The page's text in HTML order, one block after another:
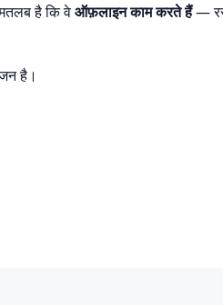
है कि वेऑफ़लाइन काम करते हैं—
है।